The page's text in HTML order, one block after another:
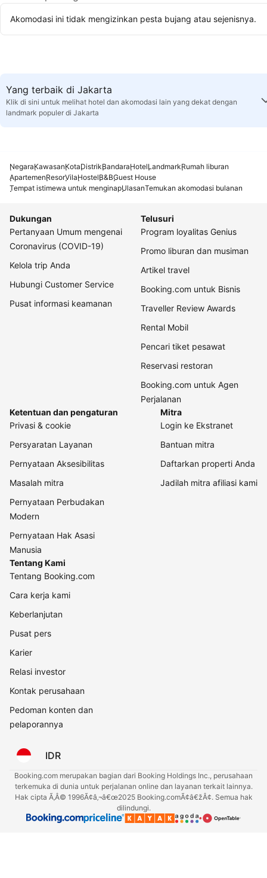
Akomodasi ini tidak mengizinkan pesta bujang atau sejenisnya.
Yang terbaik di Jakarta
Klik di sini untuk melihat hotel dan akomodasi lain yang dekat dengan
landmark populer di Jakarta
NegaraKawasanKotaDistrikBandaraHotelLandmarkRumah liburan
ApartemenResorVilaHostelB&BGuest House
Tempat istimewa untuk menginapUlasanTemukan akomodasi bulanan
Dukungan
Pertanyaan Umum mengenai
Coronavirus (COVID-19)
Kelola trip Anda
Hubungi Customer Service
Pusat informasi keamanan
Telusuri
Program loyalitas Genius
Promo liburan dan musiman
Artikel travel
Booking.com untuk Bisnis
Traveller Review Awards
Rental Mobil
Pencari tiket pesawat
Reservasi restoran
Booking.com untuk Agen
Perjalanan
Ketentuan dan pengaturan
Privasi & cookie
Persyaratan Layanan
Pernyataan Aksesibilitas
Masalah mitra
Pernyataan Perbudakan
Modern
Pernyataan Hak Asasi
Manusia
Mitra
Login ke Ekstranet
Bantuan mitra
Daftarkan properti Anda
Jadilah mitra afiliasi kami
Tentang Kami
Tentang Booking.com
Cara kerja kami
Keberlanjutan
Pusat pers
Karier
Relasi investor
Kontak perusahaan
Pedoman konten dan
pelaporannya
IDR
Booking.com merupakan bagian dari Booking Holdings Inc., perusahaan
terkemuka di dunia untuk perjalanan online dan layanan terkait lainnya.
Hak cipta Ã‚Â© 1996Ã¢â‚¬â€œ2025 Booking.comÃ¢â€žÂ¢. Semua hak
dilindungi.